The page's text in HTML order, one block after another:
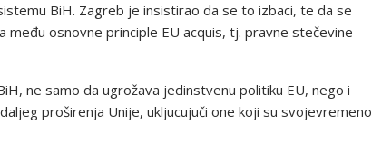
BiH. Zagreb je insistirao da se to izbaci, te da se
među osnovne principle EU acquis, tj. pravne stečevine
ne samo da ugrožava jedinstvenu politiku EU, nego i
proširenja Unije, ukljucujuči one koji su svojevremeno